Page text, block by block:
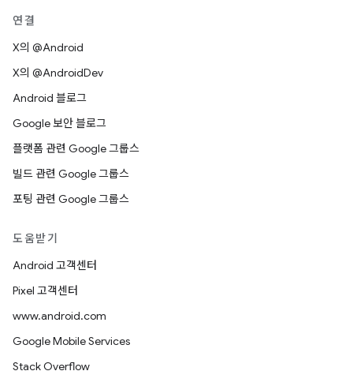
연결
X의 @Android
X의 @AndroidDev
Android 블로그
Google 보안 블로그
플랫폼 관련 Google 그룹스
빌드 관련 Google 그룹스
포팅 관련 Google 그룹스
도움받기
Android 고객센터
Pixel 고객센터
www.android.com
Google Mobile Services
Stack Overflow